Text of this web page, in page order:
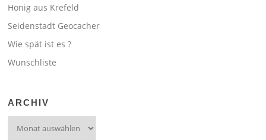
Honig aus Krefeld
Seidenstadt Geocacher
Wie spät ist es ?
Wunschliste
ARCHIV